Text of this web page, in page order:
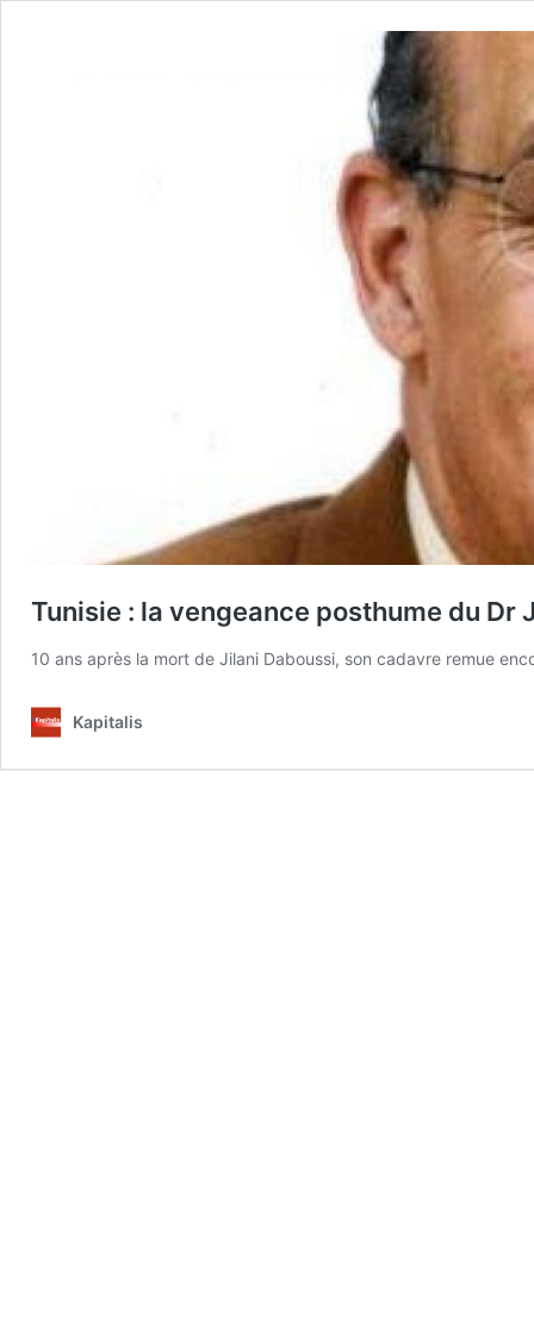
Tunisie : la vengeance posthume du Dr
10 ans après la mort de Jilani Daboussi, son cadavre remue
Kapitalis